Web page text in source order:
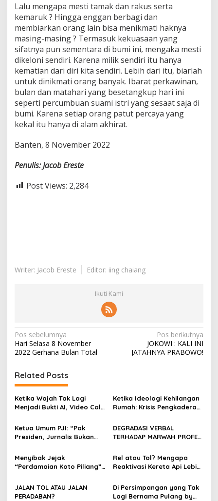
Lalu mengapa mesti tamak dan rakus serta
kemaruk ? Hingga enggan berbagi dan
membiarkan orang lain bisa menikmati haknya
masing-masing ? Termasuk kekuasaan yang
sifatnya pun sementara di bumi ini, mengaka mesti
dikeloni sendiri. Karena milik sendiri itu hanya
kematian dari diri kita sendiri. Lebih dari itu, biarlah
untuk dinikmati orang banyak. Ibarat perkawinan,
bulan dan matahari yang besetangkup hari ini
seperti percumbuan suami istri yang sesaat saja di
bumi. Karena setiap orang patut percaya yang
kekal itu hanya di alam akhirat.
Banten, 8 November 2022
Penulis:JacobEreste
Post Views: 2,284
Writer: Jacob Ereste Editor: iing chaiang
Ikuti Kami
N
a
i
g
a
i
o
s
Pos sebelumnya
Hari Selasa 8 November
2022 Gerhana Bulan Total
Pos berikutnya
JOKOWI : KALI INI
JATAHNYA PRABOWO!
Related Posts
Ketika Wajah Tak Lagi
Menjadi Bukti AI, Video Call,
Digital Oleh: Ardy Mu’tamar
Ketika Ideologi Kehilangan
Rumah: Krisis Pengkaderan
dalam Bayang-Bayang
Kepemimpinan yang
Ketua Umum PJI: “Pak
Presiden, Jurnalis Bukan
DEGRADASI VERBAL
TERHADAP MARWAH PROFESI
ABUSE OF INFLUENCE OLEH
OKNUM ADVOKAT HOTMAN
Menyibak Jejak
“Perdamaian Koto Piliang”:
Bapaneh di Nagari
Simawang
Rel atau Tol? Mengapa
Reaktivasi Kereta Api Lebih
Tol yang Membelah Nagari
JALAN TOL ATAU JALAN
PERADABAN?
Di Persimpangan yang Tak
Lagi Bernama Pulang by